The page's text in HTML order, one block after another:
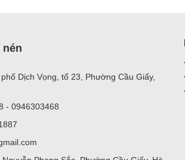
Dịch Vọng, tổ 23, Phường Cầu Giấy,
- 0946303468